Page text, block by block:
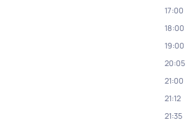
17:00
18:00
19:00
20:05
21:00
21:12
21:35